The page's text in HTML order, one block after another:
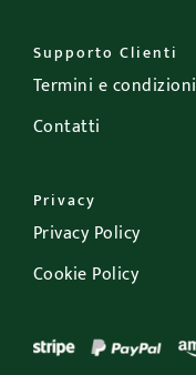
Supporto Clienti
Termini e condizioni
Contatti
Privacy
Privacy Policy
Cookie Policy